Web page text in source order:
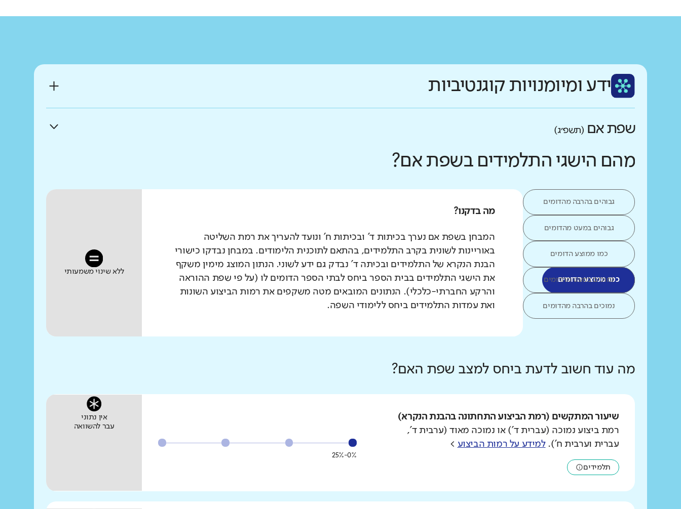
ידע ומיומנויות קוגנטיביות
שפת אם (תשפ״ג)
מהם הישגי התלמידים בשפת אם?
גבוהים בהרבה מהדומים
גבוהים במעט מהדומים
כמו ממוצע הדומים
כמו ממוצע הדומים
נמוכים במעט מהדומים
נמוכים בהרבה מהדומים
מה בדקנו?
המבחן בשפת אם נערך בכיתות ד' ובכיתות ח' ונועד להעריך את רמת השליטה
באוריינות לשונית בקרב התלמידים, בהתאם לתוכנית הלימודים. במבחן נבדקו כישורי
הבנת הנקרא של התלמידים ובכיתה ד' נבדק גם ידע לשוני. הנתון המוצג מימין משקף
את הישגי התלמידים בבית הספר ביחס לבתי הספר הדומים לו (על פי שפת ההוראה
והרקע החברתי-כלכלי). הנתונים המובאים מטה משקפים את רמות הביצוע השונות
ואת עמדות התלמידים ביחס ללימודי השפה.
ללא שינוי משמעותי
מה עוד חשוב לדעת ביחס למצב שפת האם?
שיעור המתקשים (רמת הביצוע התחתונה בהבנת הנקרא)
רמת ביצוע נמוכה (עברית ד') או נמוכה מאוד (ערבית ד',
עברית וערבית ח').למידע על רמות הביצוע >
תלמידים
0%-25%
אין נתוני
עבר להשוואה